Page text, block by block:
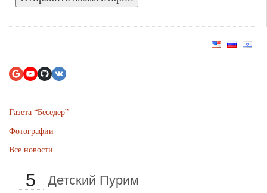
Газета “Беседер”
Фотографии
Все новости
5 Детский Пурим